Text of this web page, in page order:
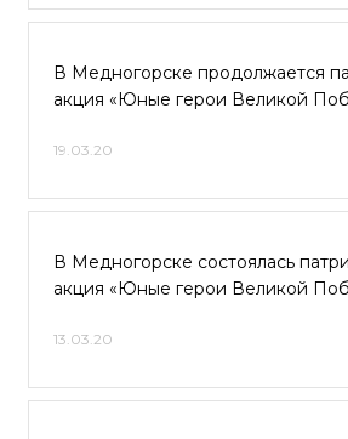
В Медногорске продолжается
акция «Юные герои Великой
19.03.20
В Медногорске состоялась
акция «Юные герои Великой
13.03.20